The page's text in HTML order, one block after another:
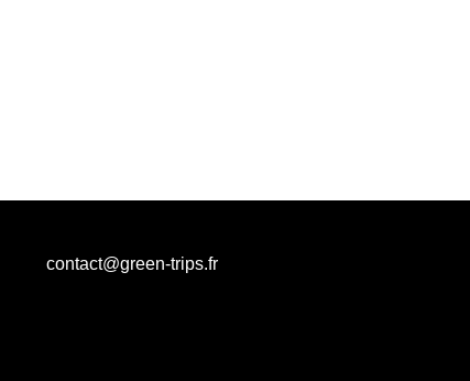
contact@green-trips.fr